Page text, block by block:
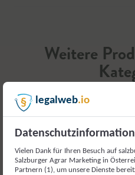
Weitere
Gemüse und
legalweb.io
Datenschutzinformation
Vielen Dank für Ihren Besuch auf
Salzburger Agrar Marketing in
Partnern (1), um unsere Dienste